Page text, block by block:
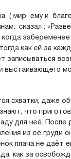
( мир ему и
сказал :
как ей за
записываться
выстаивающего
схватки, даже
что
для неё. После
из её груди
плача не даёт
как за